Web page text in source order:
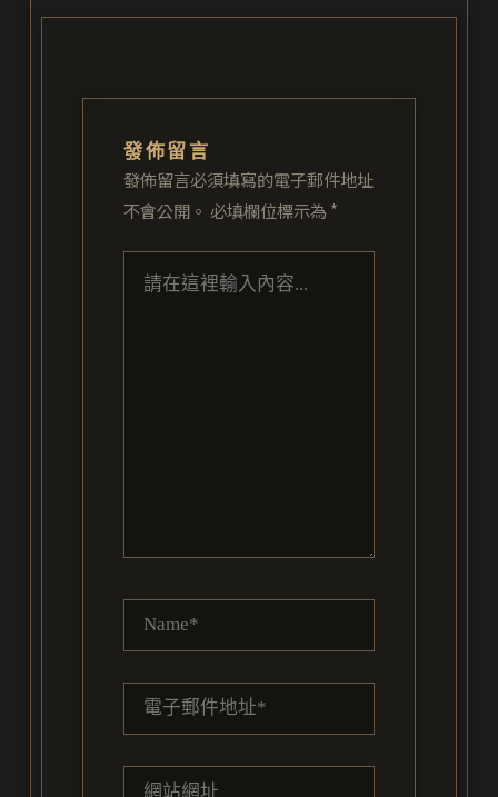
發佈留言
發佈留言必須填寫的電子郵件地址
不會公開。 必填欄位標示為*
Name*
子